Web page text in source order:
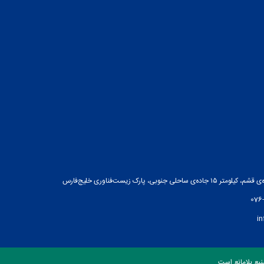
ساحلی جنوبی، پارک زیست‌فناوری خلیج‌فارس